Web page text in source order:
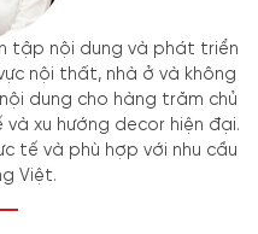
tập nội dung và phát triển
nội thất, nhà ở và không
dung cho hàng trăm chủ
xu hướng decor hiện đại.
tế và phù hợp với nhu cầu
Việt.